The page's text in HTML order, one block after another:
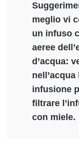
meglio vi
un infuso
aeree
d’acqua:
infusione
filtrare
con miele.